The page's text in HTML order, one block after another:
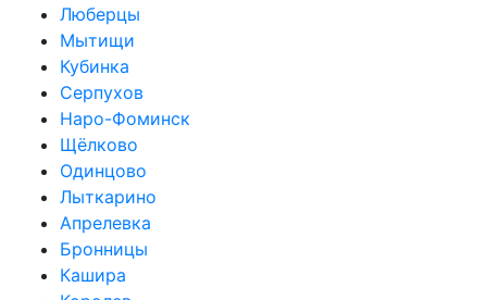
Люберцы
Мытищи
Кубинка
Серпухов
Наро-Фоминск
Щёлково
Одинцово
Лыткарино
Апрелевка
Бронницы
Кашира